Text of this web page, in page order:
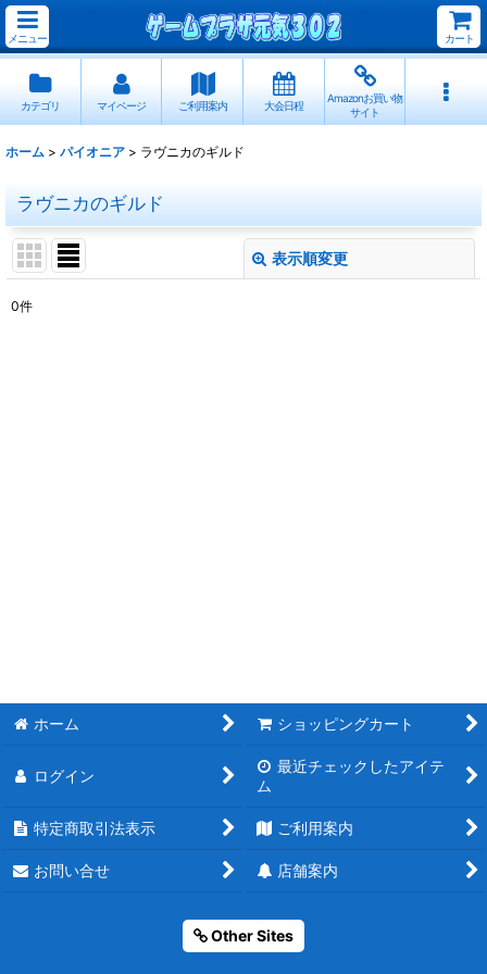
メニュー カート
カテゴリ マイページ ご利用案内 大会日程
Amazonお買い物
サイト
ホーム > パイオニア > ラヴニカのギルド
ラヴニカのギルド
表示順変更
0件
ホーム ショッピングカート
ログイン
最近チェックしたアイテ
ム
特定商取引法表示 ご利用案内
お問い合せ 店舗案内
Other Sites